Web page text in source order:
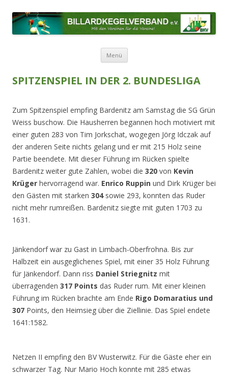
Menü Zum Inhalt springen
SPITZENSPIEL IN DER 2. BUNDESLIGA
Zum Spitzenspiel empfing Bardenitz am Samstag die SG Grün
Weiss buschow. Die Hausherren begannen hoch motiviert mit
einer guten 283 von Tim Jorkschat, wogegen Jörg Idczak auf
der anderen Seite nichts gelang und er mit 215 Holz seine
Partie beendete. Mit dieser Führung im Rücken spielte
Bardenitz weiter gute Zahlen, wobei die 320 von Kevin
Krüger hervorragend war. Enrico Ruppin und Dirk Krüger bei
den Gästen mit starken 304sowie 293, konnten das Ruder
nicht mehr rumreißen. Bardenitz siegte mit guten 1703 zu
1631.
Jänkendorf war zu Gast in Limbach-Oberfrohna. Bis zur
Halbzeit ein ausgeglichenes Spiel, mit einer 35 Holz Führung
für Jänkendorf. Dann riss Daniel Striegnitz mit
überragenden 317 Points das Ruder rum. Mit einer kleinen
Führung im Rücken brachte am Ende Rigo Domaratius und
307 Points, den Heimsieg über die Ziellinie. Das Spiel endete
1641:1582.
Netzen II empfing den BV Wusterwitz. Für die Gäste eher ein
schwarzer Tag. Nur Mario Hoch konnte mit 285 etwas